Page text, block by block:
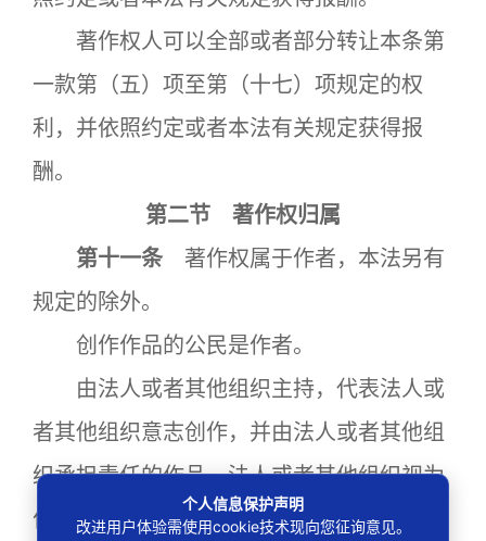
著作权人可以全部或者部分转让本条第
一款第（五）项至第（十七）项规定的权
利，并依照约定或者本法有关规定获得报
酬。
第二节 著作权归属
第十一条 著作权属于作者，本法另有
规定的除外。
创作作品的公民是作者。
由法人或者其他组织主持，代表法人或
者其他组织意志创作，并由法人或者其他组
织承担责任的作品，法人或者其他组织视为
作者。
个人信息保护声明
改进用户体验需使用cookie技术现向您征询意见。